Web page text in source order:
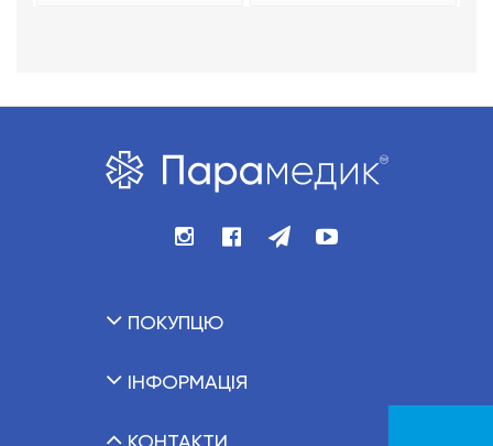
ПОКУПЦЮ
ІНФОРМАЦІЯ
КОНТАКТИ